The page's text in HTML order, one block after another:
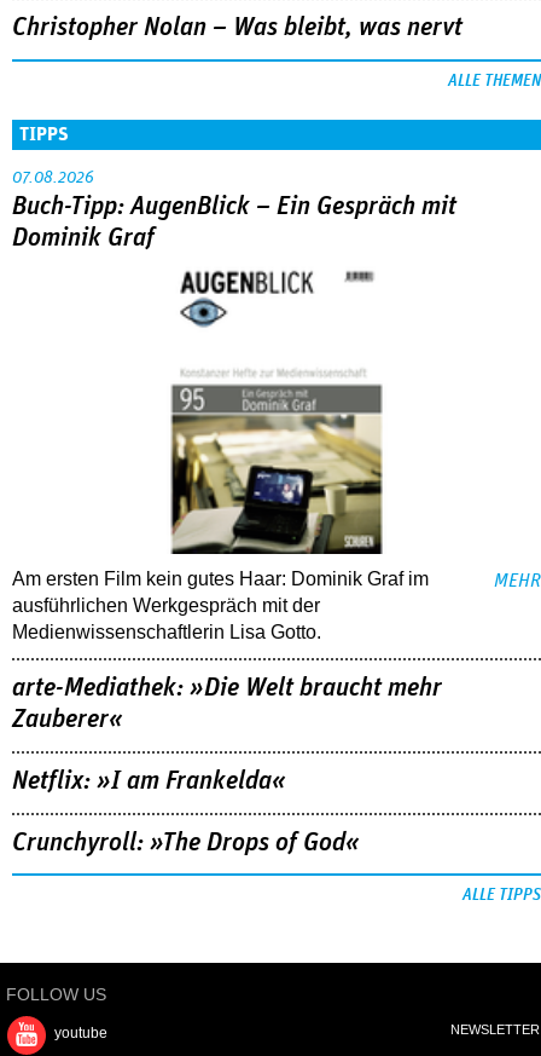
Christopher Nolan – Was bleibt, was nervt
ALLE THEMEN
TIPPS
07.08.2026
Buch-Tipp: AugenBlick – Ein Gespräch mit
Dominik Graf
Am ersten Film kein gutes Haar: Dominik Graf im
ausführlichen Werkgespräch mit der
Medienwissenschaftlerin Lisa Gotto.
MEHR
arte-Mediathek: »Die Welt braucht mehr
Zauberer«
Netflix: »I am Frankelda«
Crunchyroll: »The Drops of God«
ALLE TIPPS
FOLLOW US
youtube NEWSLETTER